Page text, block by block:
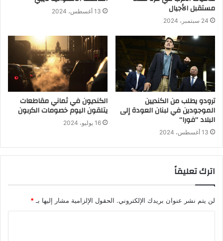
مستقبل الأجيال
24 سبتمبر، 2024
13 أغسطس، 2024
ترودو يطلب من الكنديين
الموجودين في لبنان العودة إلى
البلاد ’’فورا‘‘
13 أغسطس، 2024
الكنديون في ثماني مقاطعات
يتلقون اليوم خصومات الكربون
16 يوليو، 2024
اترك تعليقاً
لن يتم نشر عنوان بريدك الإلكتروني. الحقول الإلزامية مشار إليها بـ *